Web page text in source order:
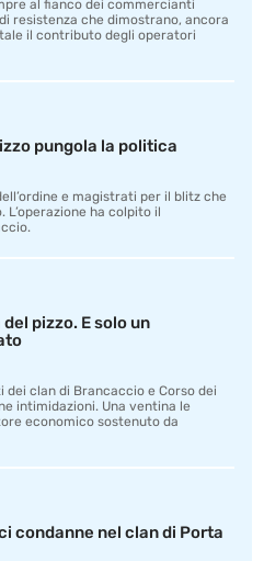
al fianco dei commercianti
resistenza che dimostrano, ancora
il contributo degli operatori
pungola la politica
e magistrati per il blitz che
ha colpito il
pizzo. E solo un
clan di Brancaccio e Corso dei
intimidazioni. Una ventina le
economico sostenuto da
condanne nel clan di Porta